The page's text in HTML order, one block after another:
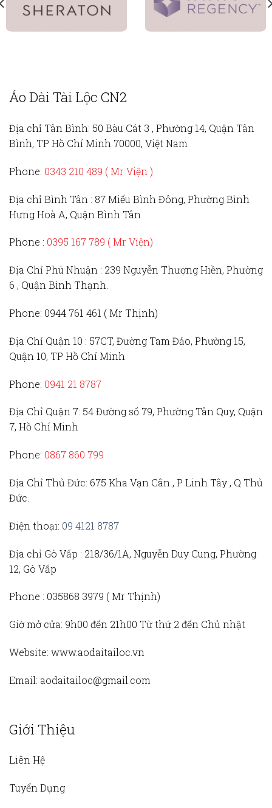
Áo Dài Tài Lộc CN2
Địa chỉ Tân Bình: 50 Bàu Cát 3 , Phường 14, Quận Tân
Bình, TP Hồ Chí Minh 70000, Việt Nam
Phone: 0343 210 489 ( Mr Viện )
Địa chỉ Bình Tân : 87 Miếu Bình Đông, Phường Bình
Hưng Hoà A, Quận Bình Tân
Phone : 0395 167 789 ( Mr Viện)
Địa Chỉ Phú Nhuận : 239 Nguyễn Thượng Hiền, Phường
6 , Quận Bình Thạnh.
Phone: 0944 761 461 ( Mr Thịnh)
Địa Chỉ Quận 10 : 57CT, Đường Tam Đảo, Phường 15,
Quận 10, TP Hồ Chí Minh
Phone: 0941 21 8787
Địa Chỉ Quận 7: 54 Đường số 79, Phường Tân Quy, Quận
7, Hồ Chí Minh
Phone: 0867 860 799
Địa Chỉ Thủ Đức: 675 Kha Vạn Cân , P Linh Tây , Q Thủ
Đức.
Điện thoại: 09 4121 8787
Địa chỉ Gò Vấp : 218/36/1A, Nguyễn Duy Cung, Phường
12, Gò Vấp
Phone : 035868 3979 (Mr Thịnh)
Giờ mở cửa: 9h00 đến 21h00 Từ thứ 2 đến Chủ nhật
Website: www.aodaitailoc.vn
Email: aodaitailoc@gmail.com
Giới Thiệu
Liên Hệ
Tuyển Dụng